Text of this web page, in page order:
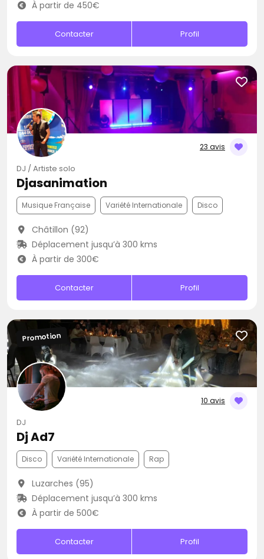
À partir de 450€
Contacter Profil
23 avis
DJ / Artiste solo
Djasanimation
Musique Française Variété Internationale Disco
Châtillon (92)
Déplacement jusqu’à 300 kms
À partir de 300€
Contacter Profil
10 avis
Promotion
DJ
Dj Ad7
Disco Variété Internationale Rap
Luzarches (95)
Déplacement jusqu’à 300 kms
À partir de 500€
Contacter Profil